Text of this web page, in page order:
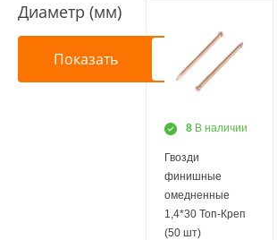
Диаметр (мм)
8 В наличии
Гвозди
финишные
омедненные
1,4*30 Топ-Креп
(50 шт)